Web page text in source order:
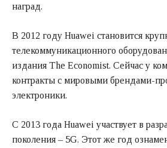
наград.
В 2012 году Huawei становится
телекоммуникационного
издания The Economist. Сейчас у
контракты с мировыми брендами-
электроники.
С 2013 года Huawei участвует в
поколения – 5G. Этот же год